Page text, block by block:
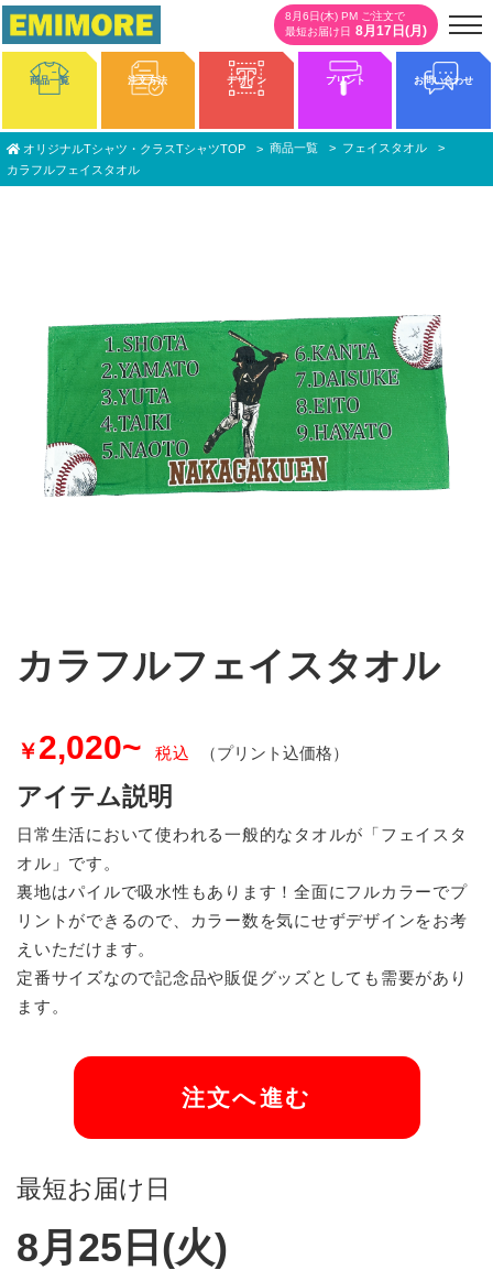
8月6日(木) PM ご注文で
最短お届け日 8月17日(月)
商品一覧 注文方法 デザイン プリント お問い合わせ
オリジナルTシャツ・クラスTシャツTOP 商品一覧
フェイスタオル
カラフルフェイスタオル
カラフルフェイスタオル
￥2,020~ 税込 （プリント込価格）
アイテム説明
日常生活において使われる一般的なタオルが「フェイスタ
オル」です。
裏地はパイルで吸水性もあります！全面にフルカラーでプ
リントができるので、カラー数を気にせずデザインをお考
えいただけます。
定番サイズなので記念品や販促グッズとしても需要があり
ます。
注文へ進む
最短お届け日
8月25日(火)